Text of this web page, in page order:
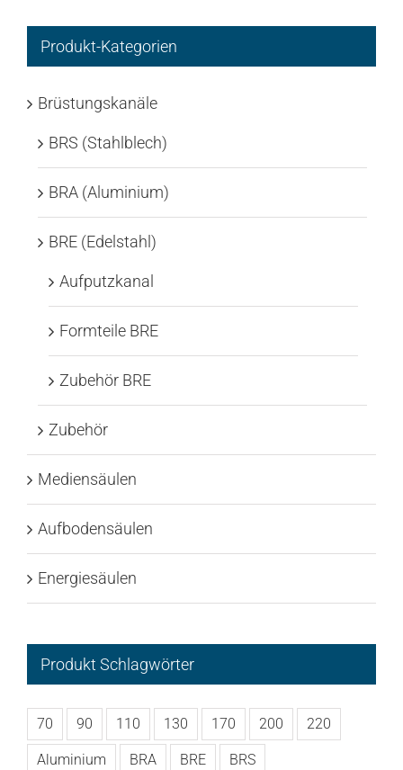
Produkt-Kategorien
Brüstungskanäle
BRS (Stahlblech)
BRA (Aluminium)
BRE (Edelstahl)
Aufputzkanal
Formteile BRE
Zubehör BRE
Zubehör
Mediensäulen
Aufbodensäulen
Energiesäulen
Produkt Schlagwörter
70 90 110 130 170 200 220
Aluminium BRA BRE BRS